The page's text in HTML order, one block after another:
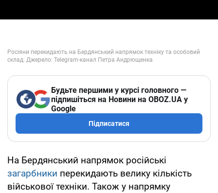
Будьте першими у курсі головного —
підпишіться на Новини на OBOZ.UA у
Google
Підписатися
На Бердянський напрямок російські
загарбники перекидають велику кількість
військової техніки. Також у напрямку